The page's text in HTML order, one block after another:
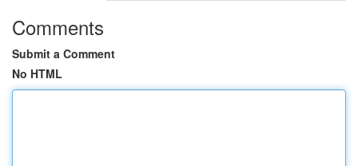
Comments
Submit a Comment
No HTML